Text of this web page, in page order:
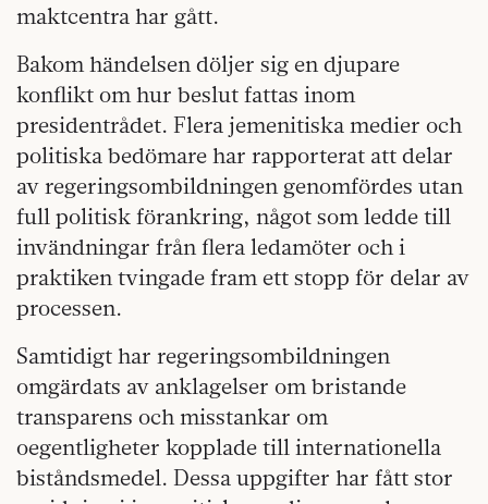
maktcentra har gått.
Bakom händelsen döljer sig en djupare
konflikt om hur beslut fattas inom
presidentrådet. Flera jemenitiska medier och
politiska bedömare har rapporterat att delar
av regeringsombildningen genomfördes utan
full politisk förankring, något som ledde till
invändningar från flera ledamöter och i
praktiken tvingade fram ett stopp för delar av
processen.
Samtidigt har regeringsombildningen
omgärdats av anklagelser om bristande
transparens och misstankar om
oegentligheter kopplade till internationella
biståndsmedel. Dessa uppgifter har fått stor